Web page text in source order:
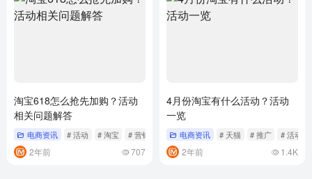
淘宝618怎么抢先加购？活动
相关问题解答
电商资讯 # 活动 # 淘宝 # 营销
2年前 707
4月份淘宝有什么活动？活动
一览
电商资讯 # 天猫 # 推广 # 活动
2年前 1.4K